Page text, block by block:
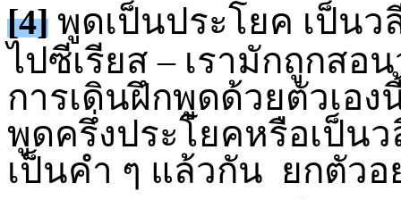
[4] พูดเป็นประโยค เป็นว
ไปซีเรียส – เรามักถูกส
การเดินฝึกพูดด้วยตัวเอ
พูดครึ่งประโยคหรือเป็น
เป็นคำ ๆ แล้วกัน ยกตัวอ